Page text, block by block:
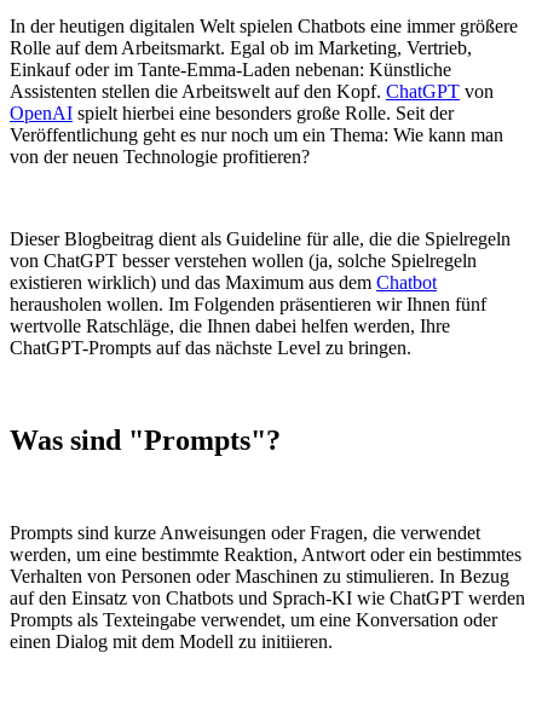
In der heutigen digitalen Welt spielen Chatbots eine immer größere
Rolle auf dem Arbeitsmarkt. Egal ob im Marketing, Vertrieb,
Einkauf oder im Tante-Emma-Laden nebenan: Künstliche
Assistenten stellen die Arbeitswelt auf den Kopf. ChatGPT von
OpenAI spielt hierbei eine besonders große Rolle. Seit der
Veröffentlichung geht es nur noch um ein Thema: Wie kann man
von der neuen Technologie profitieren?
Dieser Blogbeitrag dient als Guideline für alle, die die Spielregeln
von ChatGPT besser verstehen wollen (ja, solche Spielregeln
existieren wirklich) und das Maximum aus dem Chatbot
herausholen wollen. Im Folgenden präsentieren wir Ihnen fünf
wertvolle Ratschläge, die Ihnen dabei helfen werden, Ihre
ChatGPT-Prompts auf das nächste Level zu bringen.
Was sind "Prompts"?
Prompts sind kurze Anweisungen oder Fragen, die verwendet
werden, um eine bestimmte Reaktion, Antwort oder ein bestimmtes
Verhalten von Personen oder Maschinen zu stimulieren. In Bezug
auf den Einsatz von Chatbots und Sprach-KI wie ChatGPT werden
Prompts als Texteingabe verwendet, um eine Konversation oder
einen Dialog mit dem Modell zu initiieren.